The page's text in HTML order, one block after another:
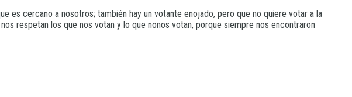
es cercano a nosotros; también hay un votante enojado, pero que no quiere votar a la
respetan los que nos votan y lo que nonos votan, porque siempre nos encontraron